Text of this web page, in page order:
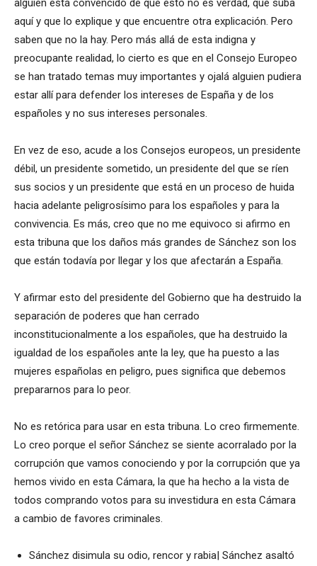
alguien está convencido de que esto no es verdad, que suba
aquí y que lo explique y que encuentre otra explicación. Pero
saben que no la hay. Pero más allá de esta indigna y
preocupante realidad, lo cierto es que en el Consejo Europeo
se han tratado temas muy importantes y ojalá alguien pudiera
estar allí para defender los intereses de España y de los
españoles y no sus intereses personales.
En vez de eso, acude a los Consejos europeos, un presidente
débil, un presidente sometido, un presidente del que se ríen
sus socios y un presidente que está en un proceso de huida
hacia adelante peligrosísimo para los españoles y para la
convivencia. Es más, creo que no me equivoco si afirmo en
esta tribuna que los daños más grandes de Sánchez son los
que están todavía por llegar y los que afectarán a España.
Y afirmar esto del presidente del Gobierno que ha destruido la
separación de poderes que han cerrado
inconstitucionalmente a los españoles, que ha destruido la
igualdad de los españoles ante la ley, que ha puesto a las
mujeres españolas en peligro, pues significa que debemos
prepararnos para lo peor.
No es retórica para usar en esta tribuna. Lo creo firmemente.
Lo creo porque el señor Sánchez se siente acorralado por la
corrupción que vamos conociendo y por la corrupción que ya
hemos vivido en esta Cámara, la que ha hecho a la vista de
todos comprando votos para su investidura en esta Cámara
a cambio de favores criminales.
Sánchez disimula su odio, rencor y rabia| Sánchez asaltó